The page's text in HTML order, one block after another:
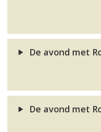
De avond met
De avond met